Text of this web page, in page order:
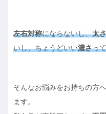
左右対称にならないし、太さ
いし、ちょうどいい濃さっ
そんなお悩みをお持ちの方
ます。